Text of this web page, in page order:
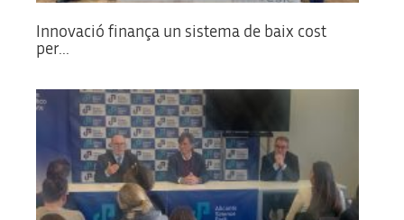
Innovació finança un sistema de baix cost
per...